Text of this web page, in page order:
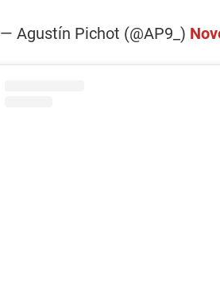
— Agustín Pichot (@AP9_)